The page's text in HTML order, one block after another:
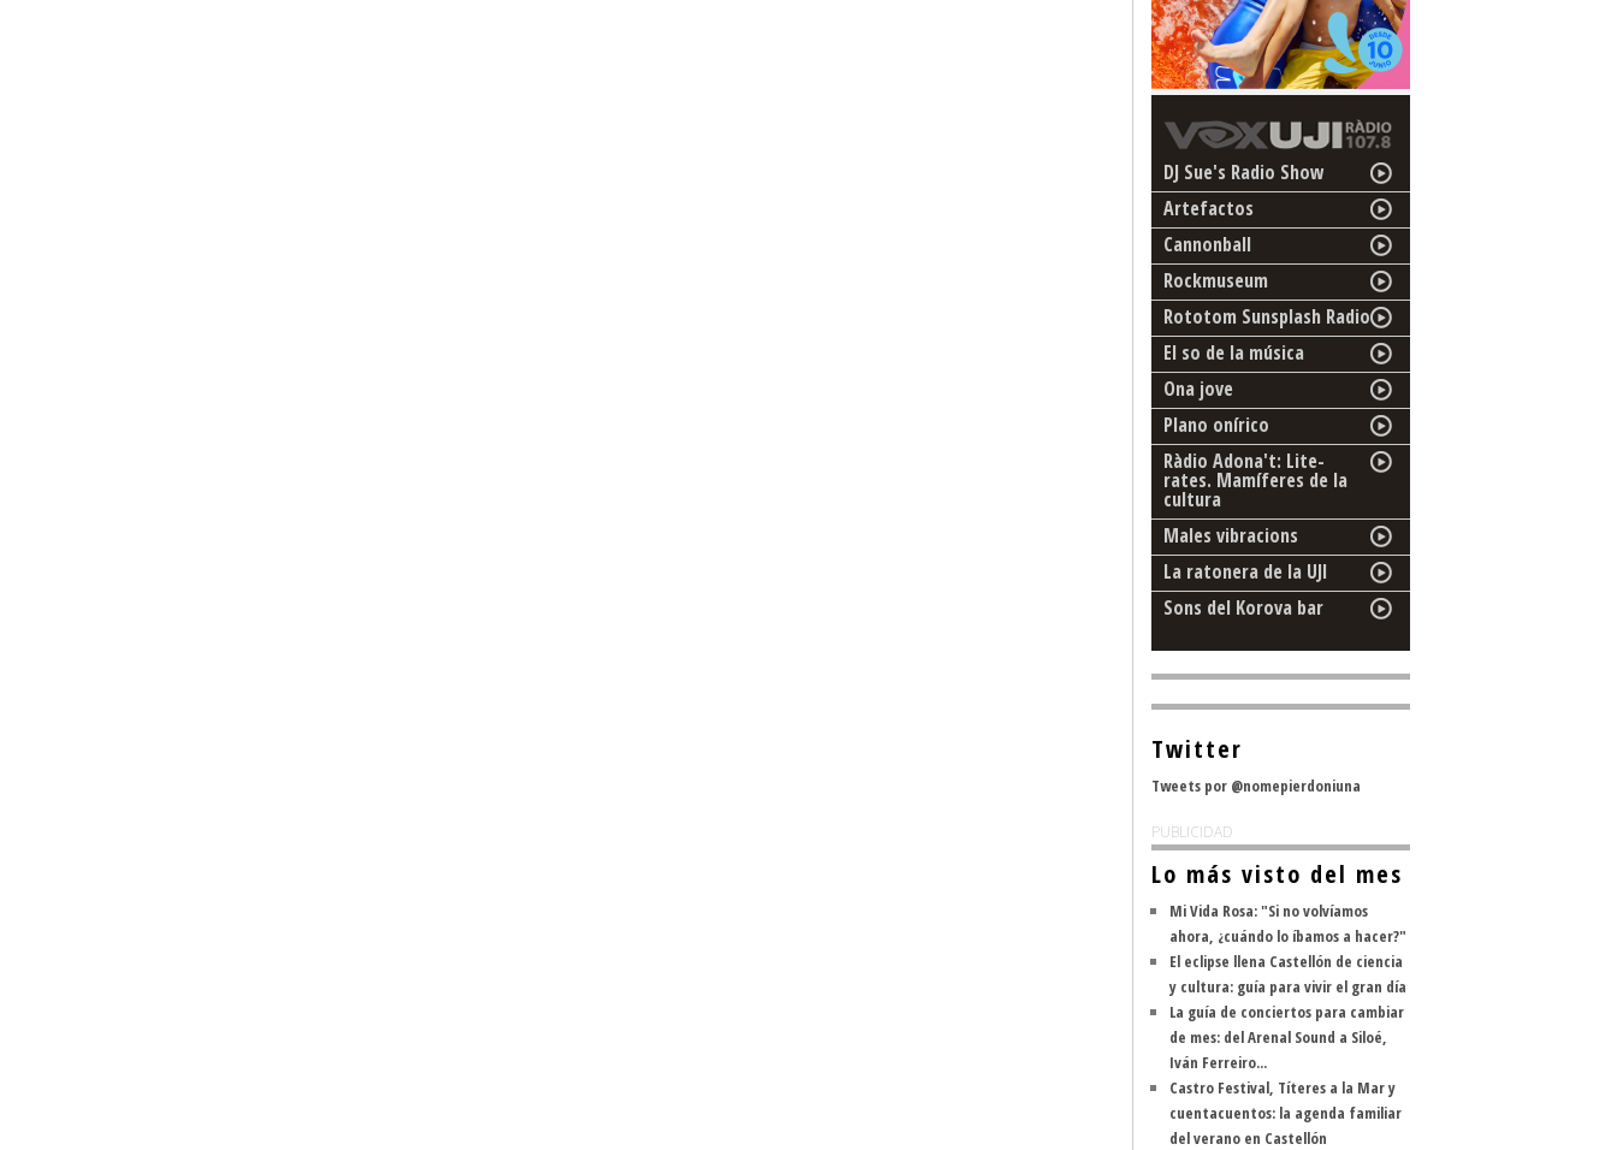
DJ Sue's Radio Show
Artefactos
Cannonball
Rockmuseum
Rototom Sunsplash Radio
El so de la música
Ona jove
Plano onírico
Ràdio Adona't: Lite-
rates. Mamíferes de la
cultura
Males vibracions
La ratonera de la UJI
Sons del Korova bar
Twitter
Tweets por @nomepierdoniuna
PUBLICIDAD
Lo más visto del mes
Mi Vida Rosa: "Si no volvíamos
ahora, ¿cuándo lo íbamos a hacer?"
El eclipse llena Castellón de ciencia
y cultura: guía para vivir el gran día
La guía de conciertos para cambiar
de mes: del Arenal Sound a Siloé,
Iván Ferreiro...
Castro Festival, Títeres a la Mar y
cuentacuentos: la agenda familiar
del verano en Castellón